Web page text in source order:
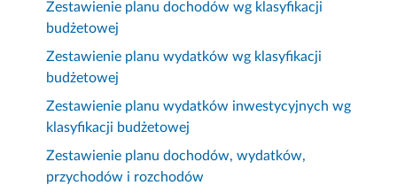
Zestawienie planu dochodów wg klasyfikacji
budżetowej
Zestawienie planu wydatków wg klasyfikacji
budżetowej
Zestawienie planu wydatków inwestycyjnych wg
klasyfikacji budżetowej
Zestawienie planu dochodów, wydatków,
przychodów i rozchodów